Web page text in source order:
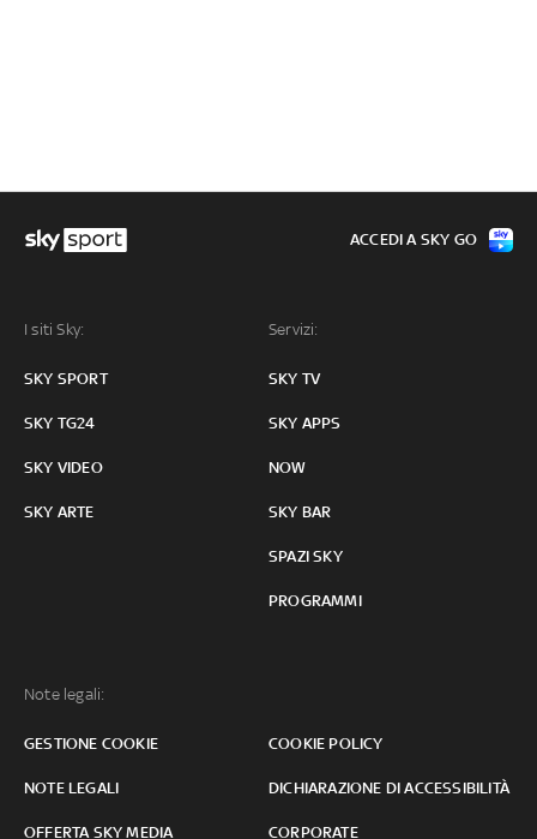
I siti Sky:
SKY SPORT
SKY TG24
SKY VIDEO
SKY ARTE
Servizi:
SKY TV
SKY APPS
NOW
SKY BAR
SPAZI SKY
PROGRAMMI
Note legali:
GESTIONE COOKIE COOKIE POLICY
NOTE LEGALI DICHIARAZIONE DI ACCESSIBILITÀ
OFFERTA SKY MEDIA CORPORATE
ACCEDI A SKY GO